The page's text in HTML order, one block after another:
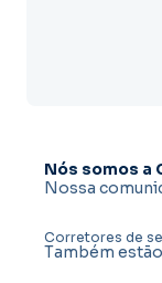
Nós somos a
Nossa
Corretores de
Também